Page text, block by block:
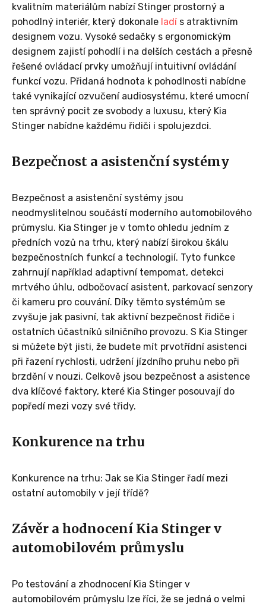
kvalitním materiálům nabízí Stinger prostorný a
pohodlný interiér, který dokonale ladís atraktivním
designem vozu. Vysoké sedačky s ergonomickým
designem zajistí pohodlí i na delších cestách a přesně
řešené ovládací prvky umožňují intuitivní ovládání
funkcí vozu. Přidaná hodnota k pohodlnosti nabídne
také vynikající ozvučení audiosystému, které umocní
ten správný pocit ze svobody a luxusu, který Kia
Stinger nabídne každému řidiči i spolujezdci.
Bezpečnost a asistenční systémy
Bezpečnost a asistenční systémy jsou
neodmyslitelnou součástí moderního automobilového
průmyslu. Kia Stinger je v tomto ohledu jedním z
předních vozů na trhu, který nabízí širokou škálu
bezpečnostních funkcí a technologií. Tyto funkce
zahrnují například adaptivní tempomat, detekci
mrtvého úhlu, odbočovací asistent, parkovací senzory
či kameru pro couvání. Díky těmto systémům se
zvyšuje jak pasivní, tak aktivní bezpečnost řidiče i
ostatních účastníků silničního provozu. S Kia Stinger
si můžete být jisti, že budete mít prvotřídní asistenci
při řazení rychlosti, udržení jízdního pruhu nebo při
brzdění v nouzi. Celkově jsou bezpečnost a asistence
dva klíčové faktory, které Kia Stinger posouvají do
popředí mezi vozy své třidy.
Konkurence na trhu
Konkurence na trhu: Jak se Kia Stinger řadí mezi
ostatní automobily v její třídě?
Závěr a hodnocení Kia Stinger v
automobilovém průmyslu
Po testování a zhodnocení Kia Stinger v
automobilovém průmyslu lze říci, že se jedná o velmi